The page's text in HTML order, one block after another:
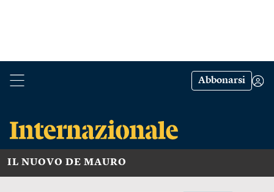
Abbonarsi
IL NUOVO DE MAURO